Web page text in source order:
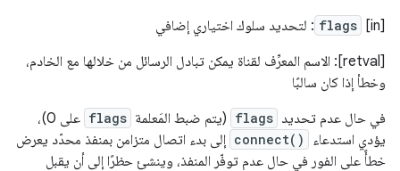
‫[in]
flags : لتحديد سلوك اختياري إضافي
[retval]: الاسم المعرِّف لقناة يمكن تبادل الرسائل من خلالها مع الخادم،
وخطأ إذا كان سالبًا
في حال عدم تحديد flags (يتم ضبط المَعلمة flags
على 0)،
يؤدي استدعاء
connect() إلى بدء اتصال متزامن بمنفذ محدّد يعرض
خطأً على الفور في حال عدم توفّر المنفذ، وينشئ حظرًا إلى أن يقبل